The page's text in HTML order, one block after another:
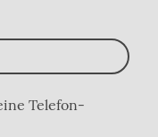
Telefon-